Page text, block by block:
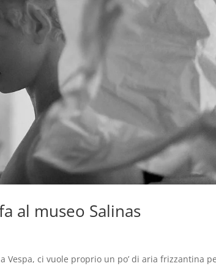
al museo Salinas
Vespa, ci vuole proprio un po’ di aria frizzantina